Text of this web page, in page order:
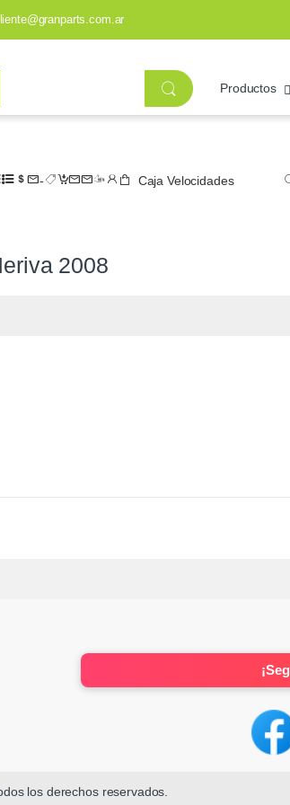
Productos
2008
Caja Velocidades
los derechos reservados.